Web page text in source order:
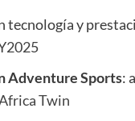
tecnología y
Adventure Sports:
Twin